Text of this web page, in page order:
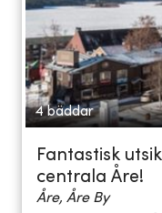
4 bäddar
Fantastisk
centrala Åre!
Åre, Åre By